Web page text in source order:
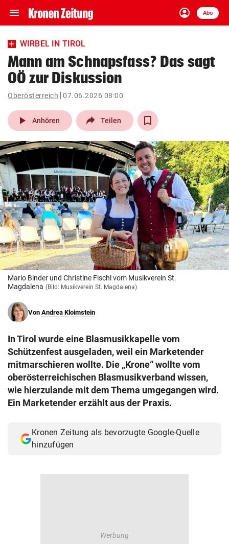
menu Navigation
ein-/ausklappen
account_circle
Anmelden
Abo
close Schließen
account_circle Anmelden
pin_drop
Wien arrow_right
bookmark
search
Suchbegriff
eingeben
© Krone Multimedia GmbH & Co KG 2026
Muthgasse 2, 1190 Wien
WIRBEL IN TIROL
Mann am Schnapsfass? Das sagt
OÖ zur Diskussion
Oberösterreich 07.06.2026 08:00
play_arrow Anhören Teilen
Mario Binder und Christine Fischl vom Musikverein St.
Magdalena (Bild: Musikverein St. Magdalena)
Von Andrea Kloimstein
In Tirol wurde eine Blasmusikkapelle vom
Schützenfest ausgeladen, weil ein Marketender
mitmarschieren wollte. Die „Krone“ wollte vom
oberösterreichischen Blasmusikverband wissen,
wie hierzulande mit dem Thema umgegangen wird.
Ein Marketender erzählt aus der Praxis.
Kronen Zeitung als bevorzugte Google-Quelle
hinzufügen